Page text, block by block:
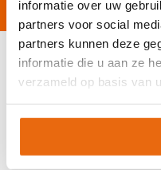
informatie over uw
partners voor social
partners kunnen deze
informatie die u aan ze
verzameld op basis van
Gratis verzending